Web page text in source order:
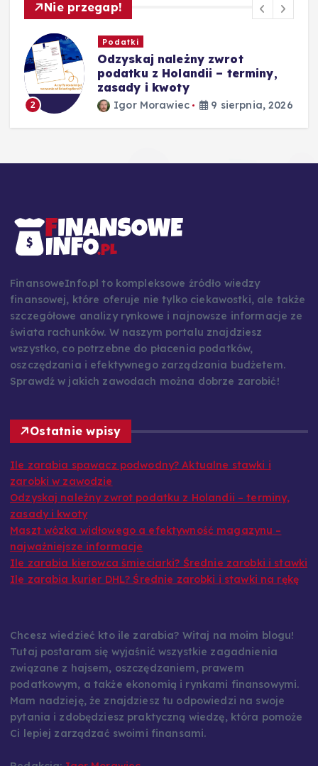
Nie przegap!
3
Biznes
Maszt wózka widłowego a
efektywność magazynu –
najważniejsze informacje
Igor Morawiec 9 sierpnia, 2026
FinansoweInfo.pl to kompleksowe źródło wiedzy
finansowej, które oferuje nie tylko ciekawostki, ale także
szczegółowe analizy rynkowe i najnowsze informacje ze
świata rachunków. W naszym portalu znajdziesz
wszystko, co potrzebne do płacenia podatków,
oszczędzania i efektywnego zarządzania budżetem.
Sprawdź w jakich zawodach można dobrze zarobić!
Ostatnie wpisy
Ile zarabia spawacz podwodny? Aktualne stawki i
zarobki w zawodzie
Odzyskaj należny zwrot podatku z Holandii – terminy,
zasady i kwoty
Maszt wózka widłowego a efektywność magazynu –
najważniejsze informacje
Ile zarabia kierowca śmieciarki? Średnie zarobki i stawki
Ile zarabia kurier DHL? Średnie zarobki i stawki na rękę
Chcesz wiedzieć kto ile zarabia? Witaj na moim blogu!
Tutaj postaram się wyjaśnić wszystkie zagadnienia
związane z hajsem, oszczędzaniem, prawem
podatkowym, a także ekonomią i rynkami finansowymi.
Mam nadzieję, że znajdziesz tu odpowiedzi na swoje
pytania i zdobędziesz praktyczną wiedzę, która pomoże
Ci lepiej zarządzać swoimi finansami.